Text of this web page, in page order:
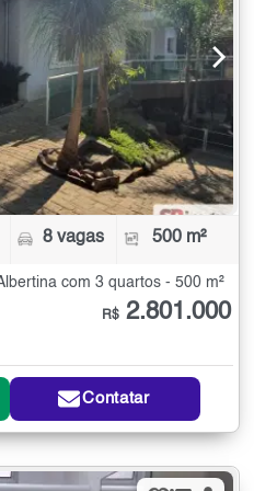
8 vagas 500 m²
com 3 quartos - 500 m²
R$ 2.801.000
Contatar